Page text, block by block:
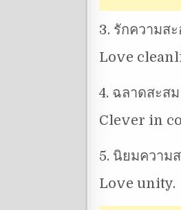
3. รักความส
Love
4. ฉลาดสะสม
Clever in
5. นิยมความ
Love unity.